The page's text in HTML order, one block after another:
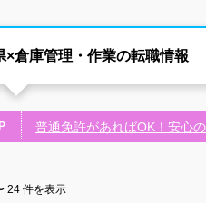
×倉庫管理・作業の転職情報
普通免許があればOK！安心
24 件を表示